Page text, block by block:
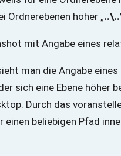
Ordnerebenen höher „
man die Angabe
sich eine Ebene höher
Durch das
einen beliebigen Pfad